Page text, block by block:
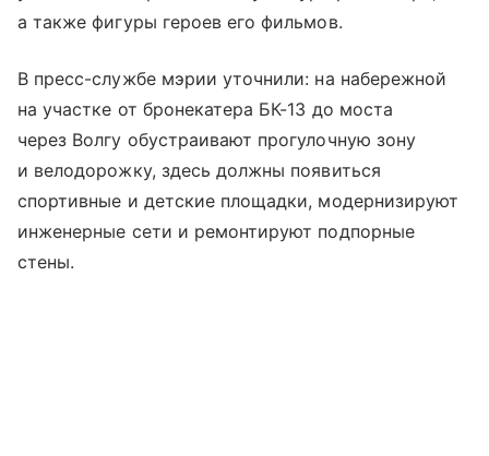
а также фигуры героев его фильмов.
В пресс-службе мэрии уточнили: на набережной
на участке от бронекатера БК-13 до моста
через Волгу обустраивают прогулочную зону
и велодорожку, здесь должны появиться
спортивные и детские площадки, модернизируют
инженерные сети и ремонтируют подпорные
стены.